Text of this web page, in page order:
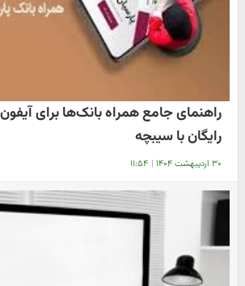
راهنمای جامع همراه بانک‌ها برای
رایگان با سیبچه
۳۰ اردیبهشت ۱۴۰۴ | ۱۱:۵۴